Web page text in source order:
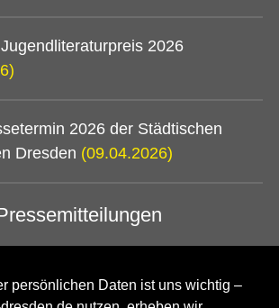
persönlichen Daten ist uns wichtig –
2026
2026 der Städtischen
Dresden (09.04.2026)